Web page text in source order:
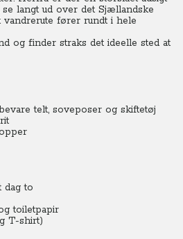
langt ud over det Sjællandske
fører rundt i hele
og finder straks det ideelle sted at
telt, soveposer og skiftetøj
to
toiletpapir
T-shirt)